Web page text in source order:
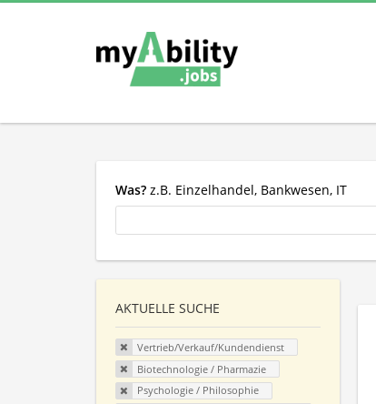
Was? z.B. Einzelhandel, Bankwesen, IT
AKTUELLE SUCHE
Vertrieb/Verkauf/Kundendienst
Biotechnologie / Pharmazie
Psychologie / Philosophie